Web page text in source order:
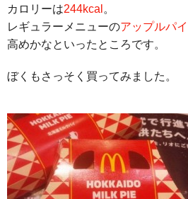
カロリーは244kcal 。
レギュラーメニューのアップルパ
高めかなといったところです。
ぼくもさっそく買ってみました。